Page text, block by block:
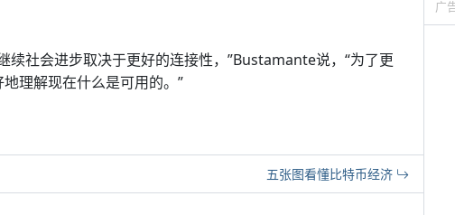
续社会进步取决于更好的连接性，”Bustamante说，“为了更
理解现在什么是可用的。”
五张图看懂比特币经济
广